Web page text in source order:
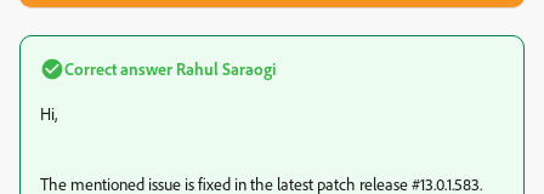
Correct answer Rahul Saraogi
Hi,
The mentioned issue is fixed in the latest patch release #13.0.1.583.